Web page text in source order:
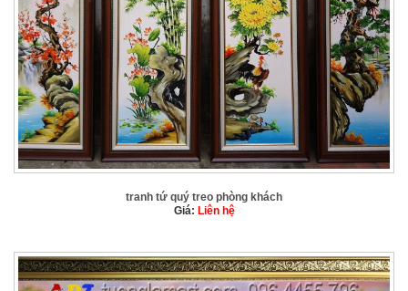
tranh tứ quý treo phòng khách
Giá: Liên hệ